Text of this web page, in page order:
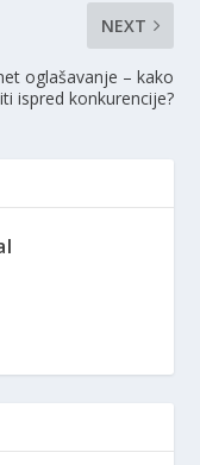
NEXT
oglašavanje – kako
ispred konkurencije?